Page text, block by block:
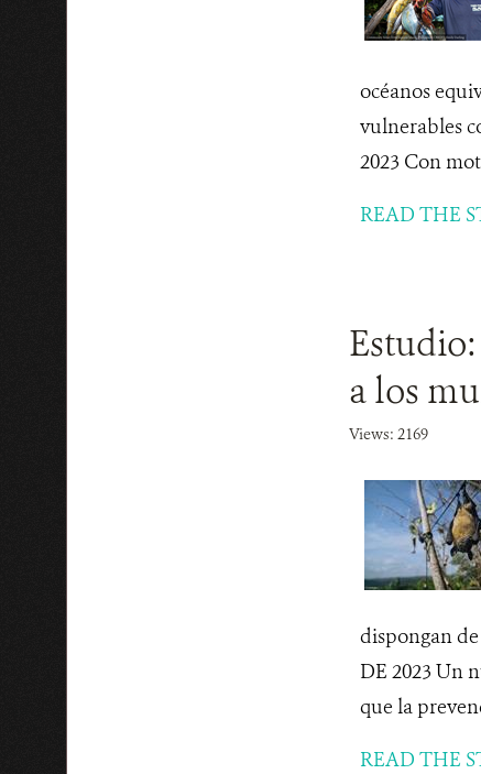
océanos
vulnerables
2023 Con
READ THE
a los
Views: 2169
dispongan
DE 2023 Un
que la
READ THE